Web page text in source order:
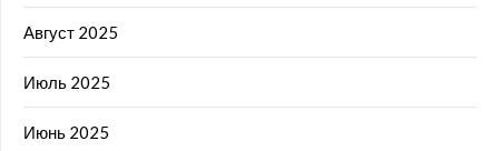
Август 2025
Июль 2025
Июнь 2025